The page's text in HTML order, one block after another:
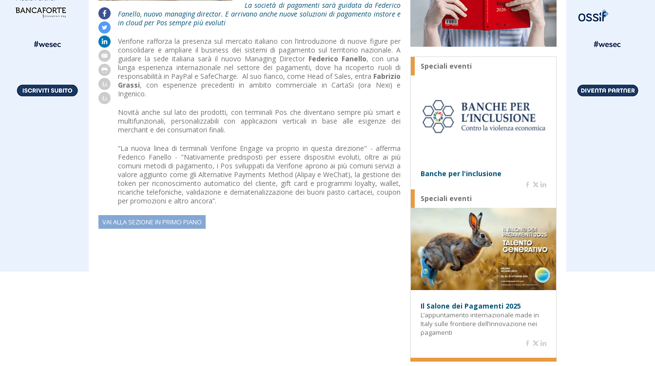
La società di pagamenti sarà guidata da Federico
Fanello, nuovo managing director. E arrivano anche nuove soluzioni di pagamento instore e
in cloud per Pos sempre più evoluti
Verifone rafforza la presenza sul mercato italiano con l’introduzione di nuove figure per
consolidare e ampliare il business dei sistemi di pagamento sul territorio nazionale. A
guidare la sede italiana sarà il nuovo Managing Director Federico Fanello, con una
lunga esperienza internazionale nel settore dei pagamenti, dove ha ricoperto ruoli di
responsabilità in PayPal e SafeCharge. Al suo fianco, come Head of Sales, entra Fabrizio
Grassi, con esperienze precedenti in ambito commerciale in CartaSi (ora Nexi) e
Ingenico.
Novità anche sul lato dei prodotti, con terminali Pos che diventano sempre più smart e
multifunzionali, personalizzabili con applicazioni verticali in base alle esigenze dei
merchant e dei consumatori finali.
“La nuova linea di terminali Verifone Engage va proprio in questa direzione" - afferma
Federico Fanello - "Nativamente predisposti per essere dispositivi evoluti, oltre ai più
comuni metodi di pagamento, i Pos sviluppati da Verifone aprono ai più comuni servizi a
valore aggiunto come gli Alternative Payments Method (Alipay e WeChat), la gestione dei
token per riconoscimento automatico del cliente, gift card e programmi loyalty, wallet,
ricariche telefoniche, validazione e dematerializzazione dei buoni pasto cartacei, coupon
per promozioni e altro ancora”.
VAI ALLA SEZIONE IN PRIMO PIANO
Speciali eventi
Banche per l'inclusione
Speciali eventi
Il Salone dei Pagamenti 2025
L’appuntamento internazionale made in
Italy sulle frontiere dell’innovazione nei
pagamenti